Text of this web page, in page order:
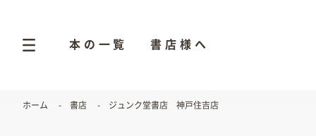
本の一覧 書店様へ
ホーム 書店 ジュンク堂書店 神戸住吉店